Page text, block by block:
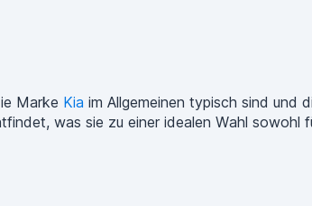
Marke Kia im Allgemeinen typisch sind und
was sie zu einer idealen Wahl sowohl